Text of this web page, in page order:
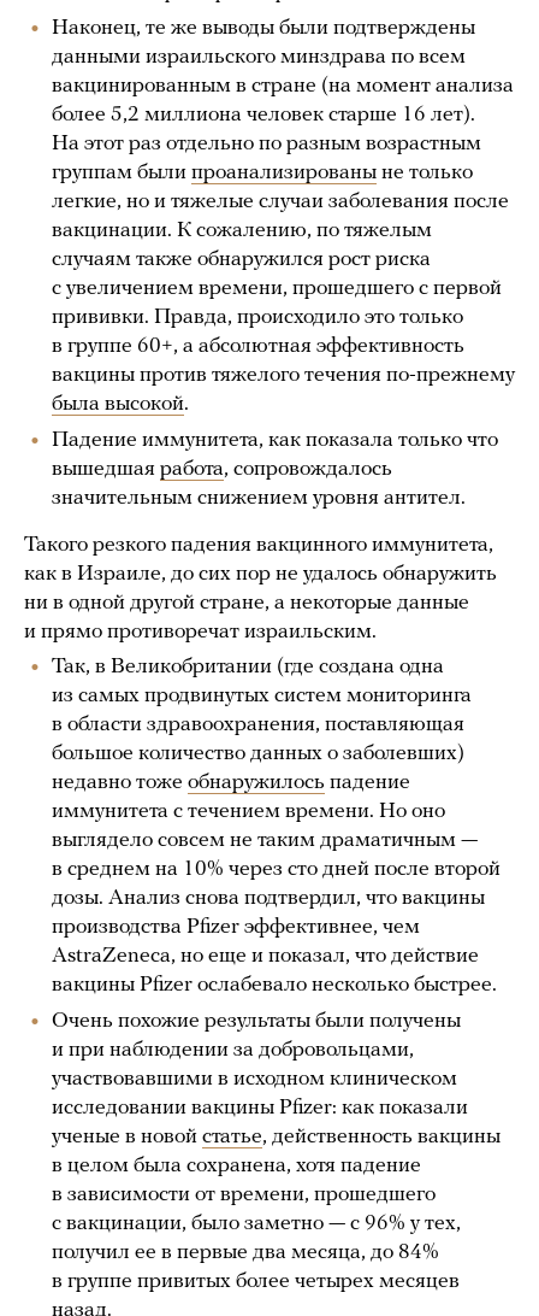
Наконец, те же выводы были подтверждены
данными израильского минздрава по всем
вакцинированным в стране (на момент анализа
более 5,2 миллиона человек старше 16 лет).
На этот раз отдельно по разным возрастным
группам были проанализированы не только
легкие, но и тяжелые случаи заболевания после
вакцинации. К сожалению, по тяжелым
случаям также обнаружился рост риска
с увеличением времени, прошедшего с первой
прививки. Правда, происходило это только
в группе 60+, а абсолютная эффективность
вакцины против тяжелого течения по-прежнему
была высокой.
Падение иммунитета, как показала только что
вышедшая работа, сопровождалось
значительным снижением уровня антител.
Такого резкого падения вакцинного иммунитета,
как в Израиле, до сих пор не удалось обнаружить
ни в одной другой стране, а некоторые данные
и прямо противоречат израильским.
Так, в Великобритании (где создана одна
из самых продвинутых систем мониторинга
в области здравоохранения, поставляющая
большое количество данных о заболевших)
недавно тоже обнаружилось падение
иммунитета с течением времени. Но оно
выглядело совсем не таким драматичным —
в среднем на 10% через сто дней после второй
дозы. Анализ снова подтвердил, что вакцины
производства Pfizer эффективнее, чем
AstraZeneca, но еще и показал, что действие
вакцины Pfizer ослабевало несколько быстрее.
Очень похожие результаты были получены
и при наблюдении за добровольцами,
участвовавшими в исходном клиническом
исследовании вакцины Pfizer: как показали
ученые в новой статье, действенность вакцины
в целом была сохранена, хотя падение
в зависимости от времени, прошедшего
с вакцинации, было заметно — с 96% у тех,
получил ее в первые два месяца, до 84%
в группе привитых более четырех месяцев
назад.